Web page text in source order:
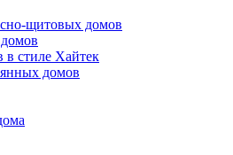
щитовых домов
стиле Хайтек
домов